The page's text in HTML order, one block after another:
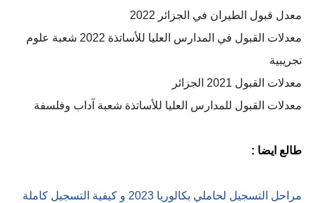
معدل قبول الطيران في الجزائر 2022
معدلات القبول في المدارس العليا للأساتذة 2022 شعبة علوم
تجريبية
معدلات القبول 2021 الجزائر
معدلات القبول للمدارس العليا للأساتذة شعبة آداب وفلسفة
طالع ايضا :
مراحل التسجيل لحاملي بكالوريا 2023 و كيفية التسجيل كاملة